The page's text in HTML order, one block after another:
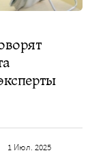
1 Июл. 2025